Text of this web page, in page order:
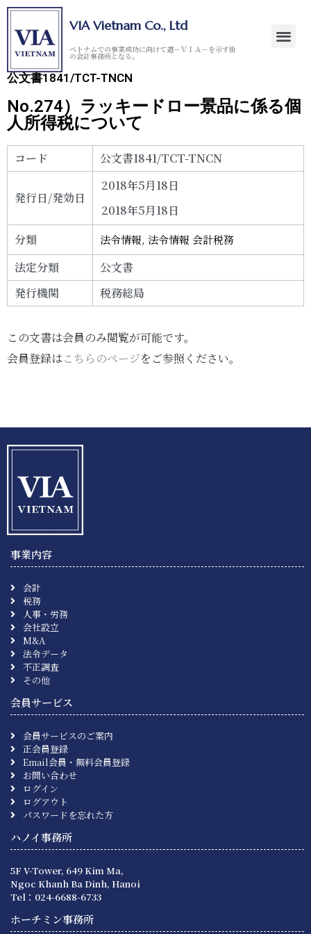
VIA Vietnam Co., Ltd
ベトナムでの事業成功に向けて道－ＶＩＡ－を示す街
の会計事務所となる。
公文書1841/TCT-TNCN
No.274）ラッキードロー景品に係る個
人所得税について
コード 公文書1841/TCT-TNCN
発行日/発効日
2018年5月18日
2018年5月18日
分類
法令情報,法令情報 会計税務
法定分類
公文書
発行機関
税務総局
この文書は会員のみ閲覧が可能です。
会員登録はこちらのページをご参照ください。
事業内容
会計
税務
人事・労務
会社設立
M&A
法令データ
不正調査
その他
会員サービス
会員サービスのご案内
正会員登録
Email会員・無料会員登録
お問い合わせ
ログイン
ログアウト
パスワードを忘れた方
ハノイ事務所
5F V-Tower, 649 Kim Ma,
Ngoc Khanh Ba Dinh, Hanoi
Tel：024-6688-6733
ホーチミン事務所